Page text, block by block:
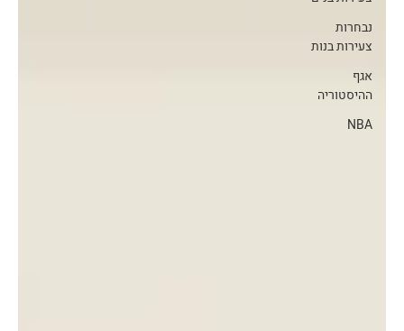
נבחרות
צעירות בנות
אגף
ההיסטוריה
NBA